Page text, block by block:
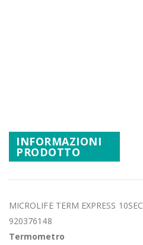
INFORMAZIONI
PRODOTTO
MICROLIFE TERM EXPRESS 10SEC
920376148
Termometro